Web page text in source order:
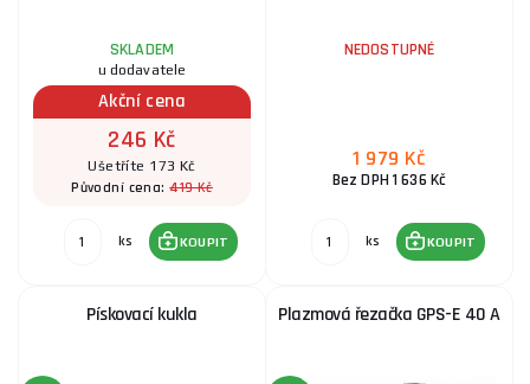
SKLADEM
u dodavatele
Akční cena
246 Kč
Ušetříte 173 Kč
Původní cena:419 Kč
ks KOUPIT
NEDOSTUPNÉ
1 979 Kč
Bez DPH 1 636 Kč
ks KOUPIT
Pískovací kukla Plazmová řezačka GPS-E 40 A